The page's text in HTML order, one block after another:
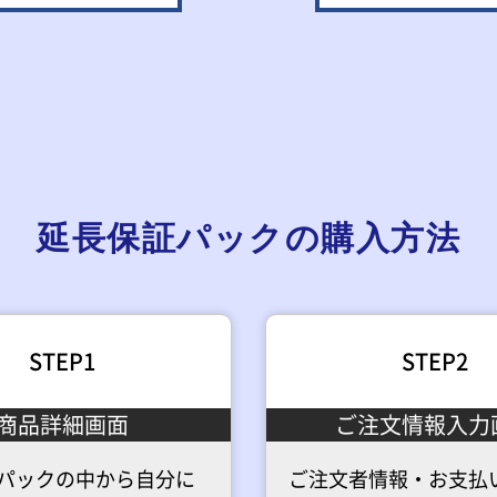
延長保証パックの購入方法
STEP1
品詳細画面
ックの中から自分に
STEP2
ご注文情報入力
ご注文者情報・お支払